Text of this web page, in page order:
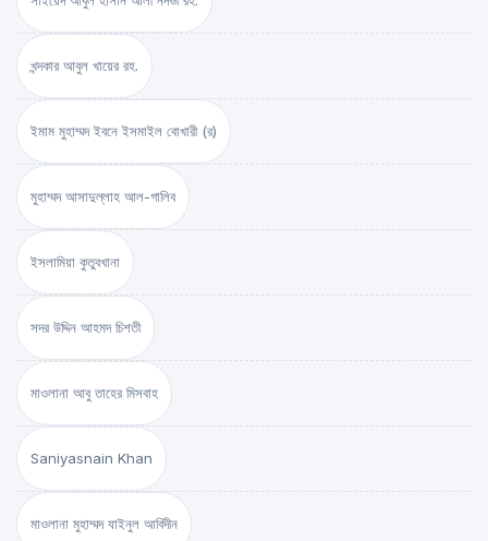
খন্দকার আবুল খায়ের রহ.
ইমাম মুহাম্মদ ইবনে ইসমাইল বোখারী (র)
মুহাম্মদ আসাদুল্লাহ আল-গালিব
ইসলামিয়া কুতুবখানা
সদর উদ্দিন আহমদ চিশতী
মাওলানা আবু তাহের মিসবাহ
Saniyasnain Khan
মাওলানা মুহাম্মদ যাইনুল আবিদীন